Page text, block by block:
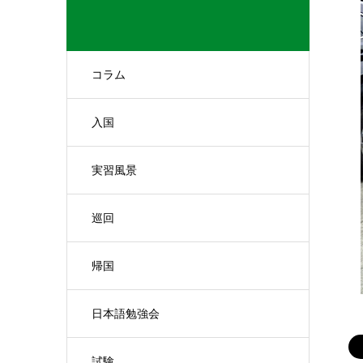
コラム
入国
実習風景
巡回
帰国
日本語勉強会